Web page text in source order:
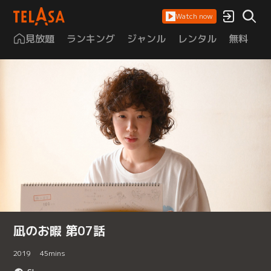
Watch now
見放題 ランキング ジャンル レンタル 無料
凪のお暇 第07話
2019 45mins